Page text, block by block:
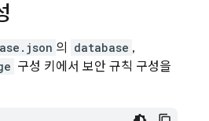
의 database ,
구성 키에서 보안 규칙 구성을